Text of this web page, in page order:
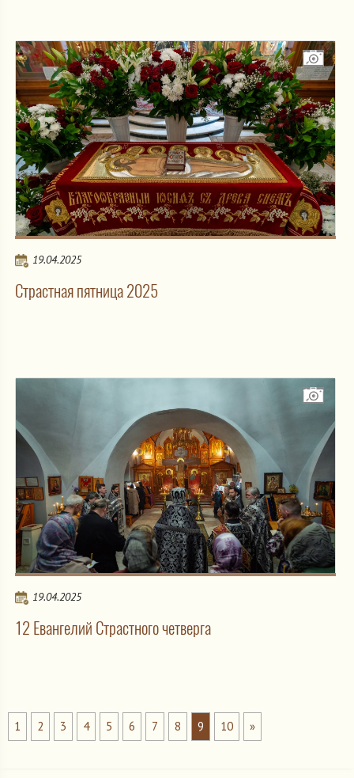
19.04.2025
Страстная пятница 2025
19.04.2025
12 Евангелий Страстного четверга
1 2 3 4 5 6 7 8 9 10 »